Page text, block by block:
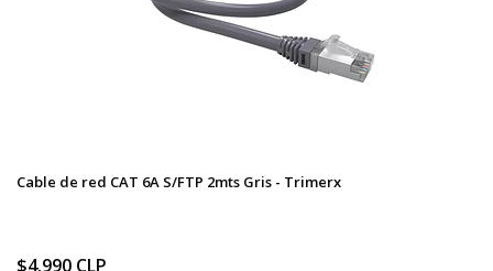
Cable de red CAT 6A S/FTP 2mts Gris - Trimerx
$4.990 CLP